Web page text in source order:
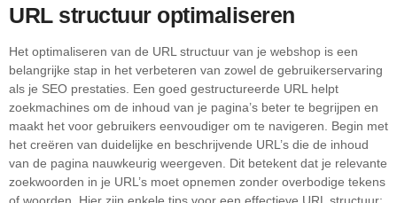
URL structuur optimaliseren
Het optimaliseren van de URL structuur van je webshop is een
belangrijke stap in het verbeteren van zowel de gebruikerservaring
als je SEO prestaties. Een goed gestructureerde URL helpt
zoekmachines om de inhoud van je pagina’s beter te begrijpen en
maakt het voor gebruikers eenvoudiger om te navigeren. Begin met
het creëren van duidelijke en beschrijvende URL’s die de inhoud
van de pagina nauwkeurig weergeven. Dit betekent dat je relevante
zoekwoorden in je URL’s moet opnemen zonder overbodige tekens